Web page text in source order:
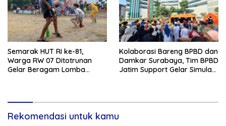
Semarak HUT RI ke-81,
Warga RW 07 Ditotrunan
Gelar Beragam Lomba
Kolaborasi Bareng BPBD dan
Damkar Surabaya, Tim BPBD
Jatim Support Gelar Simulasi
Rekomendasi untuk kamu